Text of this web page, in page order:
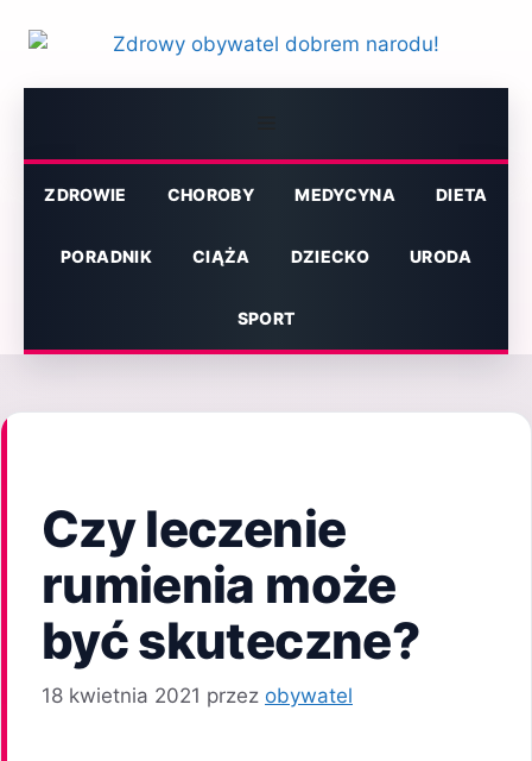
ZDROWIE CHOROBY MEDYCYNA DIETA
PORADNIK CIĄŻA DZIECKO URODA
SPORT
Czy leczenie
rumienia może
być skuteczne?
18 kwietnia 2021 przez obywatel